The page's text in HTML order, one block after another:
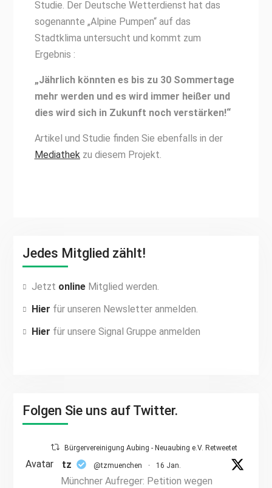
Studie. Der Deutsche Wetterdienst hat das
sogenannte „Alpine Pumpen“ auf das
Stadtklima untersucht und kommt zum
Ergebnis :
„Jährlich könnten es bis zu 30 Sommertage
mehr werden und es wird immer heißer und
dies wird sich in Zukunft noch verstärken!“
Artikel und Studie finden Sie ebenfalls in der
Mediathekzu diesem Projekt.
Jedes Mitglied zählt!
Jetzt onlineMitglied werden.
Hier für unseren Newsletter anmelden.
Hier für unsere Signal Gruppe anmelden
Folgen Sie uns auf Twitter.
Bürgervereinigung Aubing - Neuaubing e.V. Retweetet
Avatar tz @tzmuenchen · 16 Jan.
Münchner Aufreger: Petition wegen